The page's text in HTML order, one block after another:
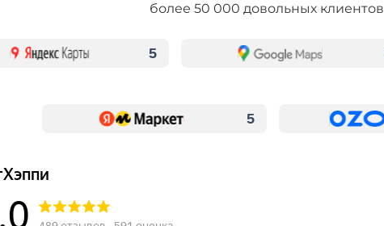
более 50 000 довольных клиентов
5
5